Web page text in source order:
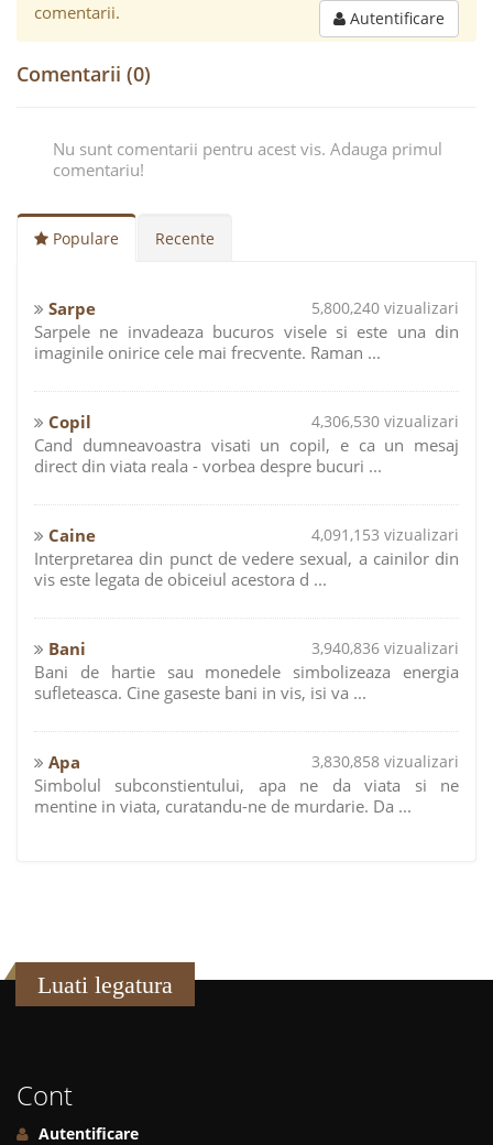
comentarii.
Autentificare
Comentarii (0)
Nu sunt comentarii pentru acest vis. Adauga primul
comentariu!
Populare Recente
Sarpe 5,800,240 vizualizari
Sarpele ne invadeaza bucuros visele si este una din
imaginile onirice cele mai frecvente. Raman ...
Copil 4,306,530 vizualizari
Cand dumneavoastra visati un copil, e ca un mesaj
direct din viata reala - vorbea despre bucuri ...
Caine 4,091,153 vizualizari
Interpretarea din punct de vedere sexual, a cainilor din
vis este legata de obiceiul acestora d ...
Bani 3,940,836 vizualizari
Bani de hartie sau monedele simbolizeaza energia
sufleteasca. Cine gaseste bani in vis, isi va ...
Apa 3,830,858 vizualizari
Simbolul subconstientului, apa ne da viata si ne
mentine in viata, curatandu-ne de murdarie. Da ...
Luati legatura
Cont
Autentificare